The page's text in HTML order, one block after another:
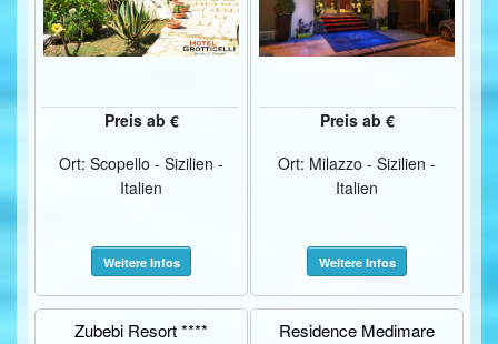
Preis ab €
Ort: Scopello - Sizilien -
Italien
Weitere Infos
Preis ab €
Ort: Milazzo - Sizilien -
Italien
Weitere Infos
Zubebi Resort **** Residence Medimare